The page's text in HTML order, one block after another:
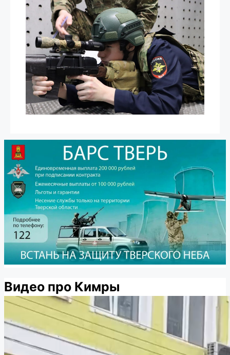
Видео про Кимры